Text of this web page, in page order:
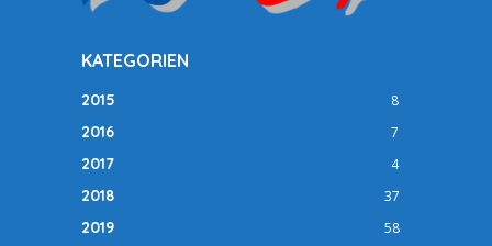
KATEGORIEN
2015 8
2016 7
2017 4
2018 37
2019 58